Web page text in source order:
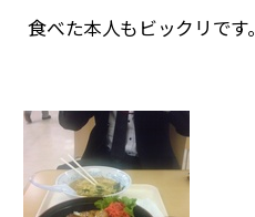
食べた本人もビックリです。